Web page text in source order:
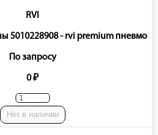
RVI
5010228908 - rvi premium пневмо
По запросу
0 ₽
Нет в наличии